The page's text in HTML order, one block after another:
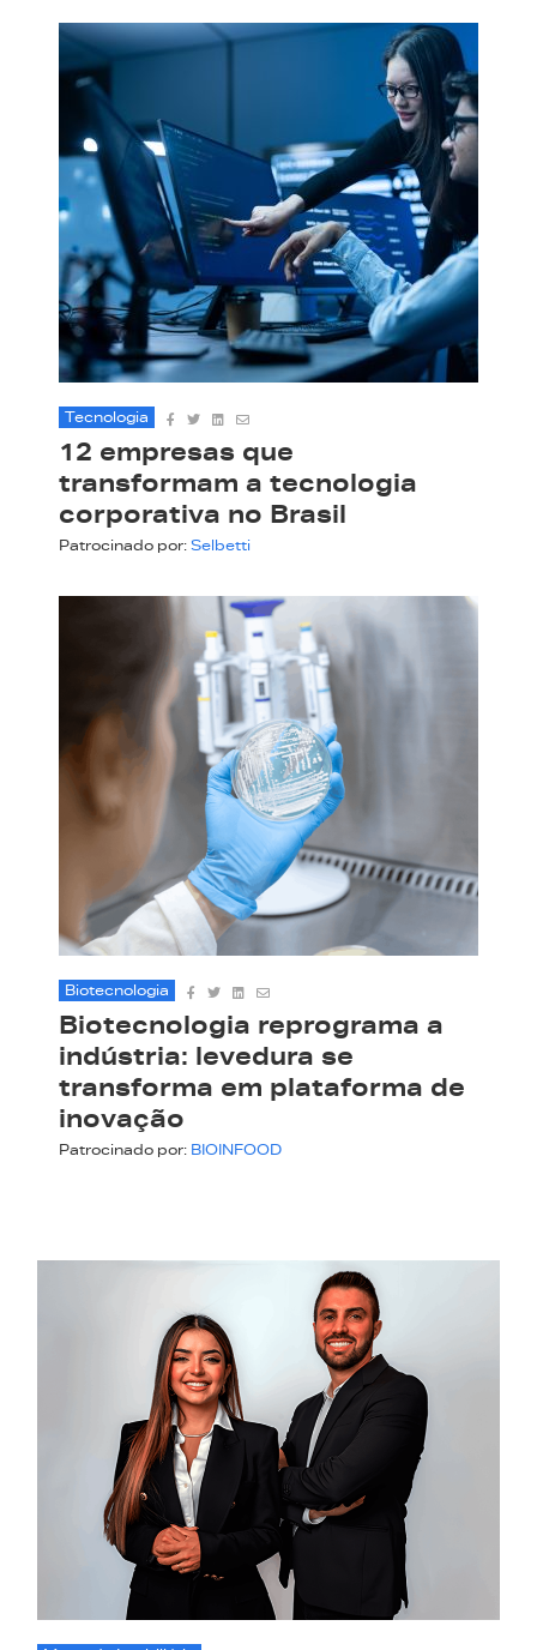
Tecnologia
12 empresas que
transformam a tecnologia
corporativa no Brasil
Patrocinado por: Selbetti
Biotecnologia
Biotecnologia reprograma a
indústria: levedura se
transforma em plataforma de
inovação
Patrocinado por: BIOINFOOD